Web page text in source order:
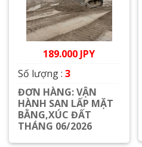
189.000 JPY
Số lượng : 3
ĐƠN HÀNG: VẬN
HÀNH SAN LẤP MẶT
BẰNG,XÚC ĐẤT
THÁNG 06/2026
Xem chi tiết